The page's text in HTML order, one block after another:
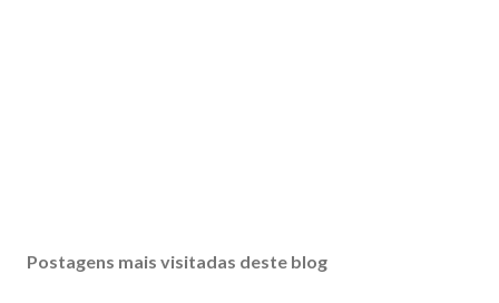
Postagens mais visitadas deste blog